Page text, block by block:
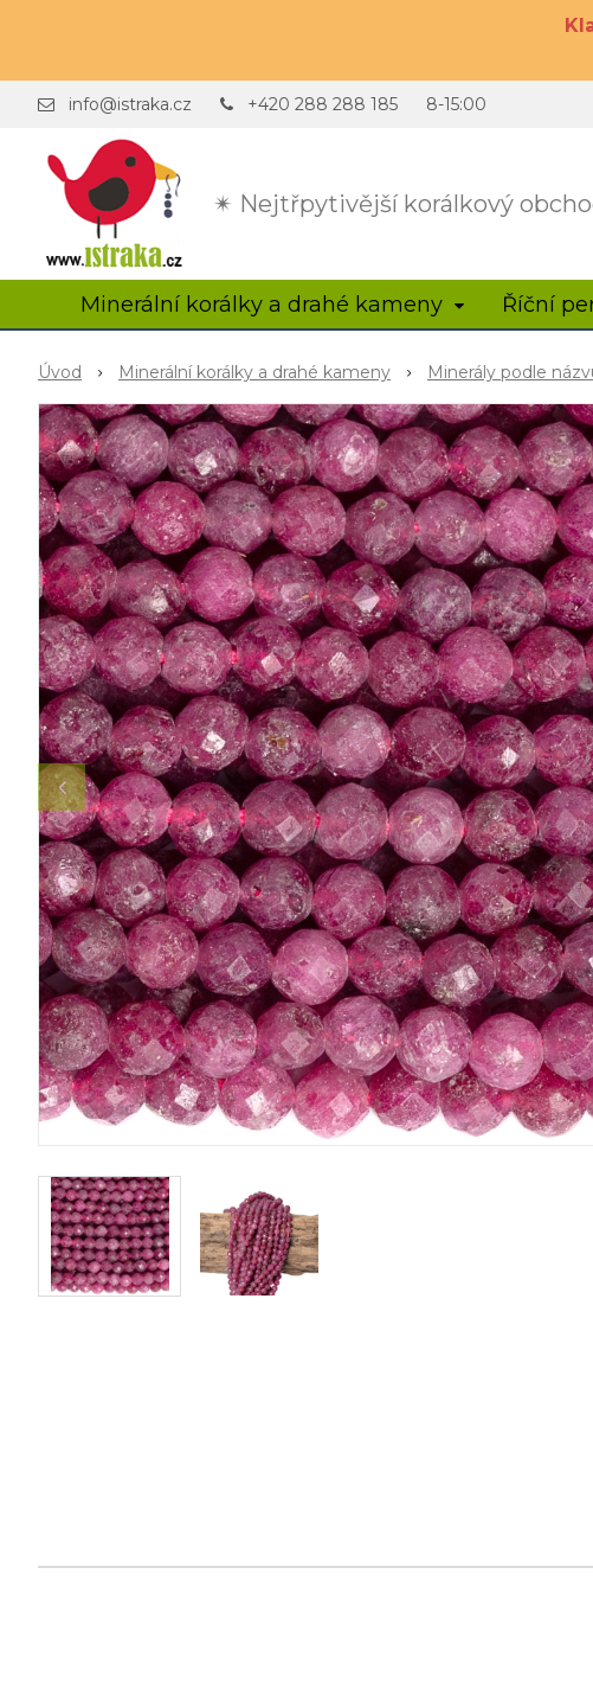
✴ Nejtřpytivější korálkový
info@istraka.cz +420 288 288 185 8-15:00
Minerální korálky a drahé kameny Říční
Úvod Minerální korálky a drahé kameny Minerály podle